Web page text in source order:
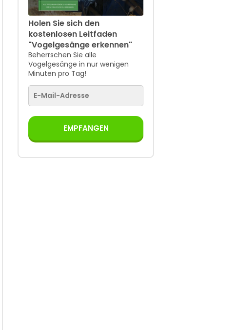
Holen Sie sich den
kostenlosen Leitfaden
"Vogelgesänge erkennen"
Beherrschen Sie alle
Vogelgesänge in nur wenigen
Minuten pro Tag!
EMPFANGEN